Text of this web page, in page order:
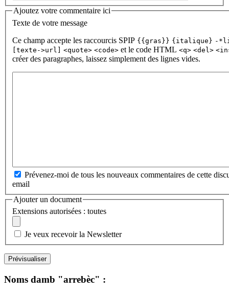
Ajoutez votre commentaire ici
Texte de votre message
Ce champ accepte les raccourcis SPIP {{gras}} {italique} -
[texte->url] <quote> <code> et le code HTML <q> <del>
créer des paragraphes, laissez simplement des lignes vides.
Prévenez-moi de tous les nouveaux commentaires de cette
email
Ajouter un document
Extensions autorisées : toutes
Je veux recevoir la Newsletter
Noms damb "arrebèc" :